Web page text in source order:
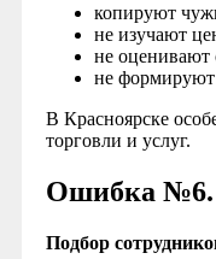
копируют
не изучают
не оценивают
не формируют
В Красноярске
торговли и услуг.
Ошибка №6.
Подбор